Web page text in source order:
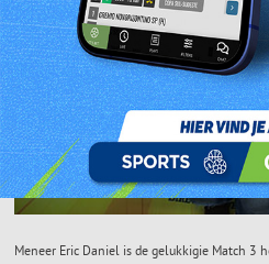
Meneer Eric Daniel is de gelukkigie Match 3